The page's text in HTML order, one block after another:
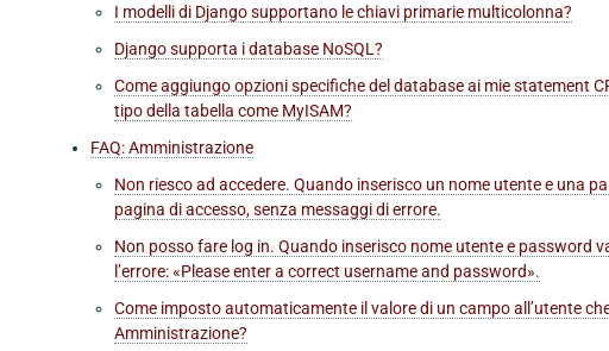
I modelli di Django supportano le chiavi primarie multicolonna?
Django supporta i database NoSQL?
Come aggiungo opzioni specifiche del database ai mie statement
tipo della tabella come MyISAM?
FAQ: Amministrazione
Non riesco ad accedere. Quando inserisco un nome utente e una
pagina di accesso, senza messaggi di errore.
Non posso fare log in. Quando inserisco nome utente e password
l’errore: «Please enter a correct username and password».
Come imposto automaticamente il valore di un campo all’utente
Amministrazione?